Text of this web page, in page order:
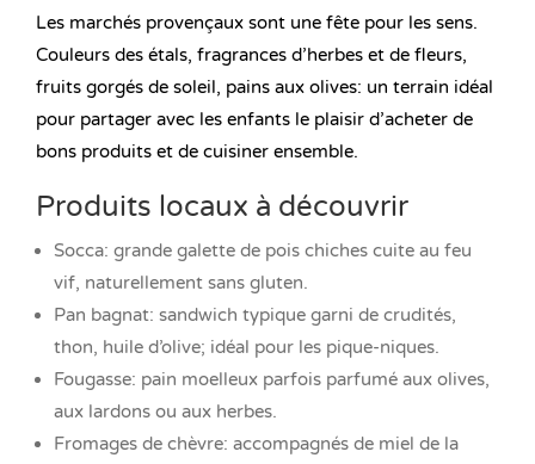
Les marchés provençaux sont une fête pour les sens.
Couleurs des étals, fragrances d’herbes et de fleurs,
fruits gorgés de soleil, pains aux olives: un terrain idéal
pour partager avec les enfants le plaisir d’acheter de
bons produits et de cuisiner ensemble.
Produits locaux à découvrir
Socca: grande galette de pois chiches cuite au feu
vif, naturellement sans gluten.
Pan bagnat: sandwich typique garni de crudités,
thon, huile d’olive; idéal pour les pique-niques.
Fougasse: pain moelleux parfois parfumé aux olives,
aux lardons ou aux herbes.
Fromages de chèvre: accompagnés de miel de la